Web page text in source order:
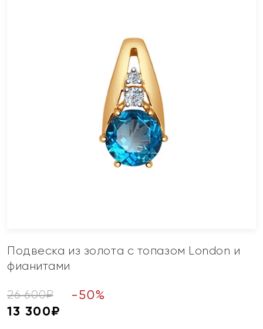
Подвеска из золота с топазом London и
фианитами
26 600₽ -50%
13 300₽